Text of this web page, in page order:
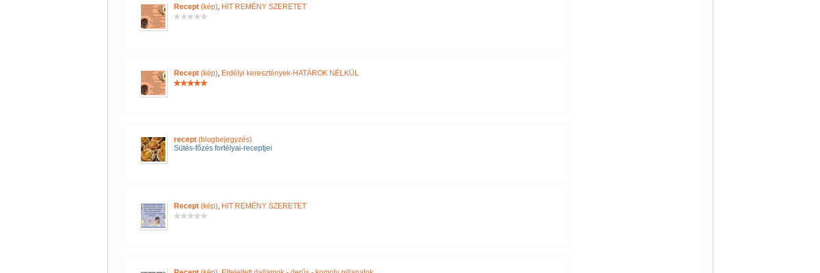
Recept(kép), HIT REMÉNY SZERETET
Recept(kép), Erdélyi keresztények-HATÁROK NÉLKÜL
recept(blogbejegyzés)
Sütés-főzés fortélyai-receptjei
Recept(kép), HIT REMÉNY SZERETET